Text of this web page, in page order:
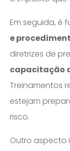
Em seguida, é
e
diretrizes de
capacitação
Treinamentos
estejam
risco.
Outro aspecto